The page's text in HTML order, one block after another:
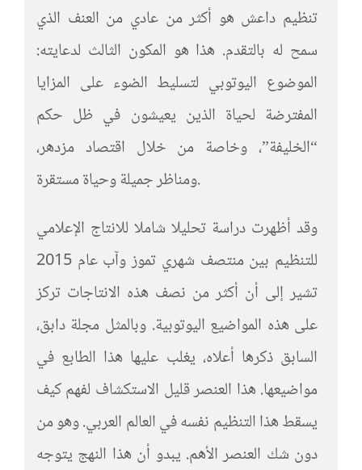
تنظيم داعش هو أكثر من عادي من العنف الذي
سمح له بالتقدم. هذا هو المكون الثالث لدعايته:
الموضوع اليوتوبي لتسليط الضوء على المزايا
المفترضة لحياة الذين يعيشون في ظل حكم
“الخليفة”، وخاصة من خلال اقتصاد مزدهر،
ومناظر جميلة وحياة مستقرة.
وقد أظهرت دراسة تحليلا شاملا للانتاج الإعلامي
للتنظيم بين منتصف شهري تموز وآب عام 2015
تشير إلى أن أكثر من نصف هذه الانتاجات تركز
على هذه المواضيع اليوتوبية. وبالمثل مجلة دابق،
السابق ذكرها أعلاه، يغلب عليها هذا الطابع في
مواضيعها. هذا العنصر قليل الاستكشاف لفهم كيف
يسقط هذا التنظيم نفسه في العالم العربي. وهو من
دون شك العنصر الأهم. يبدو أن هذا النهج يتوجه